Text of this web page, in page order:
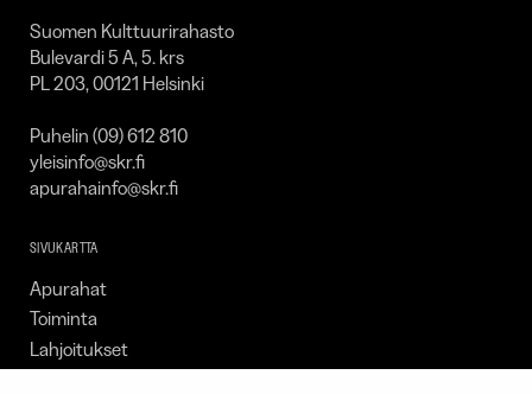
Suomen Kulttuurirahasto
Bulevardi 5 A, 5. krs
PL 203, 00121 Helsinki
Puhelin (09) 612 810
yleisinfo@skr.fi
apurahainfo@skr.fi
SIVUKARTTA
Apurahat
Toiminta
Lahjoitukset